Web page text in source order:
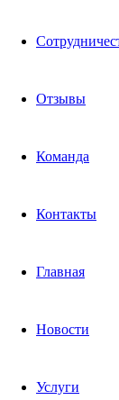
Отзывы
Команда
Контакты
Главная
Новости
Услуги